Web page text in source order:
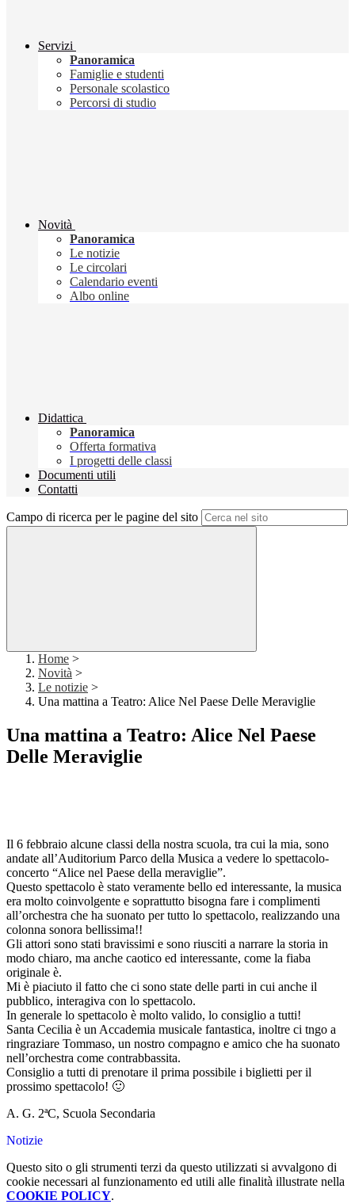
Servizi
Panoramica
Famiglie e studenti
Personale scolastico
Percorsi di studio
Novità
Panoramica
Le notizie
Le circolari
Calendario eventi
Albo online
Didattica
Panoramica
Offerta formativa
I progetti delle classi
Documenti utili
Contatti
Campo di ricerca per le pagine del sito
Home >
Novità >
Le notizie >
Una mattina a Teatro: Alice Nel Paese Delle Meraviglie
Una mattina a Teatro: Alice Nel Paese
Delle Meraviglie
Il 6 febbraio alcune classi della nostra scuola, tra cui la mia, sono
andate all’Auditorium Parco della Musica a vedere lo spettacolo-
concerto “Alice nel Paese della meraviglie”.
Questo spettacolo è stato veramente bello ed interessante, la musica
era molto coinvolgente e soprattutto bisogna fare i complimenti
all’orchestra che ha suonato per tutto lo spettacolo, realizzando una
colonna sonora bellissima!!
Gli attori sono stati bravissimi e sono riusciti a narrare la storia in
modo chiaro, ma anche caotico ed interessante, come la fiaba
originale è.
Mi è piaciuto il fatto che ci sono state delle parti in cui anche il
pubblico, interagiva con lo spettacolo.
In generale lo spettacolo è molto valido, lo consiglio a tutti!
Santa Cecilia è un Accademia musicale fantastica, inoltre ci tngo a
ringraziare Tommaso, un nostro compagno e amico che ha suonato
nell’orchestra come contrabbassita.
Consiglio a tutti di prenotare il prima possibile i biglietti per il
prossimo spettacolo! 🙂
A. G. 2ªC, Scuola Secondaria
Notizie
Questo sito o gli strumenti terzi da questo utilizzati si avvalgono di
cookie necessari al funzionamento ed utili alle finalità illustrate nella
COOKIE POLICY.